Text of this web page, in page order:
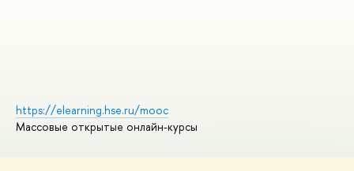
https://elearning.hse.ru/mooc
Массовые открытые онлайн-курсы